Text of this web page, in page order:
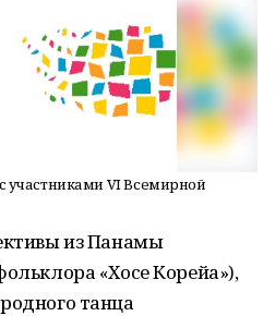
участниками VI Всемирной
из Панамы
«Хосе Корейа»),
танца